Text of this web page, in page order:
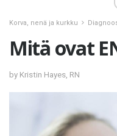
Korva, nenä ja kurkku
Mitä ovat
by Kristin Hayes, RN